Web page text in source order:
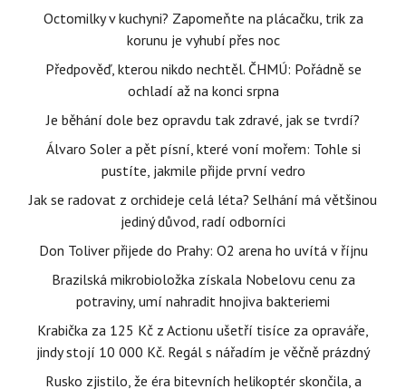
Octomilky v kuchyni? Zapomeňte na plácačku, trik za
korunu je vyhubí přes noc
Předpověď, kterou nikdo nechtěl. ČHMÚ: Pořádně se
ochladí až na konci srpna
Je běhání dole bez opravdu tak zdravé, jak se tvrdí?
Álvaro Soler a pět písní, které voní mořem: Tohle si
pustíte, jakmile přijde první vedro
Jak se radovat z orchideje celá léta? Selhání má většinou
jediný důvod, radí odborníci
Don Toliver přijede do Prahy: O2 arena ho uvítá v říjnu
Brazilská mikrobioložka získala Nobelovu cenu za
potraviny, umí nahradit hnojiva bakteriemi
Krabička za 125 Kč z Actionu ušetří tisíce za opraváře,
jindy stojí 10 000 Kč. Regál s nářadím je věčně prázdný
Rusko zjistilo, že éra bitevních helikoptér skončila, a